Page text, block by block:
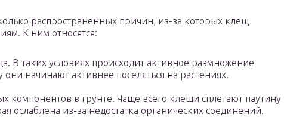
распространенных причин, из-за которых клещ
К ним относятся:
В таких условиях происходит активное размножение
они начинают активнее поселяться на растениях.
компонентов в грунте. Чаще всего клещи сплетают паутину
ослаблена из-за недостатка органических соединений.